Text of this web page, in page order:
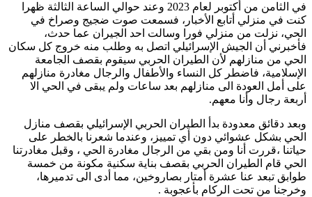
في الثامن من أكتوبر لعام 2023 وعند حوالي الساعة الثالثة ظهرا
كنت في منزلي أتابع الأخبار، فسمعت صوت ضجيج وصراخ في
الحي، نزلت من منزلي فورا وسالت احد الجيران عما حدث،
فأخبرني أن الجيش الإسرائيلي اتصل به وطلب منه خروج كل سكان
الحي من منازلهم لأن الطيران الحربي سيقوم بقصف الجامعة
الإسلامية، فاضطر كل النساء والأطفال والرجال مغادرة منازلهم
على أمل العودة الى منازلهم بعد ساعات ولم يبقى في الحي الا
أربعة رجال وأنا معهم.
وبعد دقائق معدودة بدأ الطيران الحربي الإسرائيلي بقصف منازل
الحي بشكل عشوائي دون أي تمييز، وعندما شعرنا بالخطر على
حياتنا ،قررت أنا ومن بقي من الرجال مغادرة الحي ، وقبل مغادرتنا
الحي قام الطيران الحربي بقصف بناية سكنية مكونة من خمسة
طوابق تبعد عنا عشرة أمتار بصاروخين، مما أدى الى تدميرها،
وخرجنا من تحت الركام بأعجوبة .